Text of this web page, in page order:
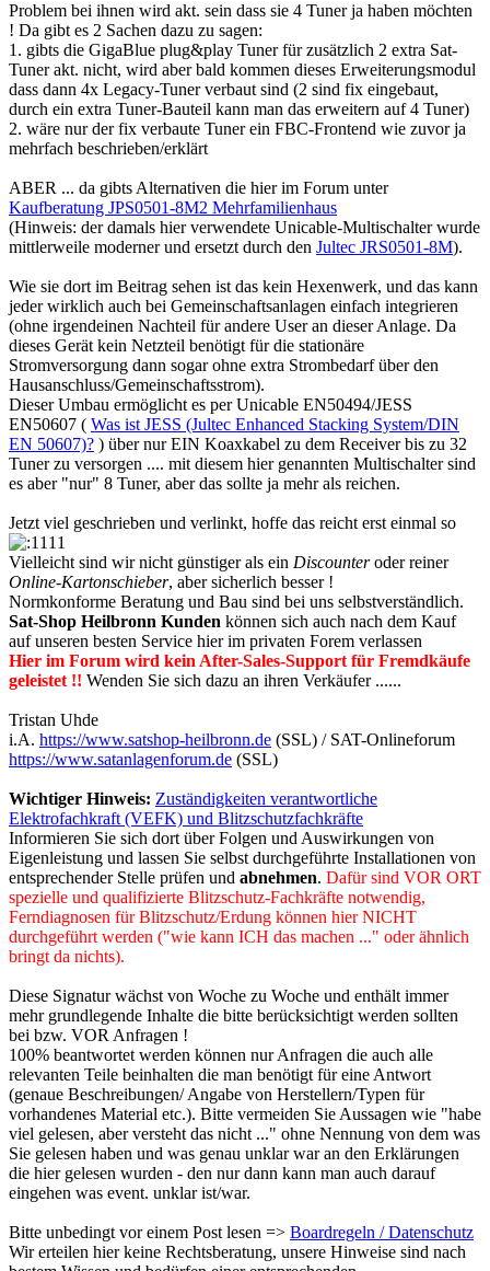
Problem bei ihnen wird akt. sein dass sie 4 Tuner ja haben möchten
! Da gibt es 2 Sachen dazu zu sagen:
1. gibts die GigaBlue plug&play Tuner für zusätzlich 2 extra Sat-
Tuner akt. nicht, wird aber bald kommen dieses Erweiterungsmodul
dass dann 4x Legacy-Tuner verbaut sind (2 sind fix eingebaut,
durch ein extra Tuner-Bauteil kann man das erweitern auf 4 Tuner)
2. wäre nur der fix verbaute Tuner ein FBC-Frontend wie zuvor ja
mehrfach beschrieben/erklärt
ABER ... da gibts Alternativen die hier im Forum unter
Kaufberatung JPS0501-8M2 Mehrfamilienhaus
(Hinweis: der damals hier verwendete Unicable-Multischalter wurde
mittlerweile moderner und ersetzt durch den Jultec JRS0501-8M).
Wie sie dort im Beitrag sehen ist das kein Hexenwerk, und das kann
jeder wirklich auch bei Gemeinschaftsanlagen einfach integrieren
(ohne irgendeinen Nachteil für andere User an dieser Anlage. Da
dieses Gerät kein Netzteil benötigt für die stationäre
Stromversorgung dann sogar ohne extra Strombedarf über den
Hausanschluss/Gemeinschaftsstrom).
Dieser Umbau ermöglicht es per Unicable EN50494/JESS
EN50607 ( Was ist JESS (Jultec Enhanced Stacking System/DIN
EN 50607)? ) über nur EIN Koaxkabel zu dem Receiver bis zu 32
Tuner zu versorgen .... mit diesem hier genannten Multischalter sind
es aber "nur" 8 Tuner, aber das sollte ja mehr als reichen.
Jetzt viel geschrieben und verlinkt, hoffe das reicht erst einmal so
Vielleicht sind wir nicht günstiger als ein Discounteroder reiner
Online-Kartonschieber, aber sicherlich besser !
Normkonforme Beratung und Bau sind bei uns selbstverständlich.
Sat-Shop Heilbronn Kunden können sich auch nach dem Kauf
auf unseren besten Service hier im privaten Forem verlassen
Hier im Forum wird kein After-Sales-Support für Fremdkäufe
geleistet !! Wenden Sie sich dazu an ihren Verkäufer ......
Tristan Uhde
i.A. https://www.satshop-heilbronn.de (SSL) / SAT-Onlineforum
https://www.satanlagenforum.de (SSL)
Wichtiger Hinweis: Zuständigkeiten verantwortliche
Elektrofachkraft (VEFK) und Blitzschutzfachkräfte
Informieren Sie sich dort über Folgen und Auswirkungen von
Eigenleistung und lassen Sie selbst durchgeführte Installationen von
entsprechender Stelle prüfen und abnehmen. Dafür sind VOR ORT
spezielle und qualifizierte Blitzschutz-Fachkräfte notwendig,
Ferndiagnosen für Blitzschutz/Erdung können hier NICHT
durchgeführt werden ("wie kann ICH das machen ..." oder ähnlich
bringt da nichts).
Diese Signatur wächst von Woche zu Woche und enthält immer
mehr grundlegende Inhalte die bitte berücksichtigt werden sollten
bei bzw. VOR Anfragen !
100% beantwortet werden können nur Anfragen die auch alle
relevanten Teile beinhalten die man benötigt für eine Antwort
(genaue Beschreibungen/ Angabe von Herstellern/Typen für
vorhandenes Material etc.). Bitte vermeiden Sie Aussagen wie "habe
viel gelesen, aber versteht das nicht ..." ohne Nennung von dem was
Sie gelesen haben und was genau unklar war an den Erklärungen
die hier gelesen wurden - den nur dann kann man auch darauf
eingehen was event. unklar ist/war.
Bitte unbedingt vor einem Post lesen => Boardregeln / Datenschutz
Wir erteilen hier keine Rechtsberatung, unsere Hinweise sind nach